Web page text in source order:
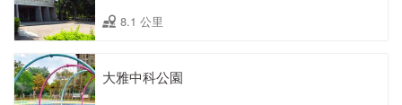
8.1 公里
大雅中科公園